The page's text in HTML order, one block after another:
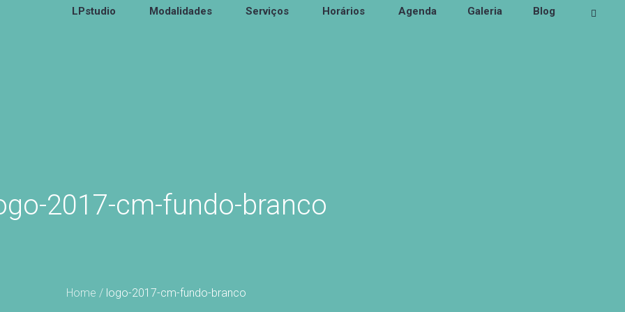
LPstudio Modalidades Serviços Horários Agenda Galeria Blog
2017-cm-fundo-branco
Home / logo-2017-cm-fundo-branco